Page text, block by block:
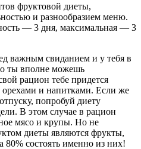
фруктовой диеты,
и разнообразием меню.
— 3 дня, максимальная — 3
важным свиданием и у тебя в
ты вполне можешь
рацион тебе придется
орехами и напитками. Если же
попробуй диету
В этом случае в рацион
мясо и крупы. Но не
диеты являются фрукты,
состоять именно из них!